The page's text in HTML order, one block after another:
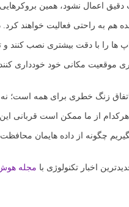
دقیق اعمال نشود، همین
هم به راحتی فعالیت خواهند کرد.
اپ ها را با دقت بیشتری نصب کنند و
موقعیت مکانی خود خودداری کنند.
اتفاق زنگ خطری برای همه است؛
از ما ممکن است قربانی
چگونه از داده هایمان محافظت
اخبار تکنولوژی با مجله